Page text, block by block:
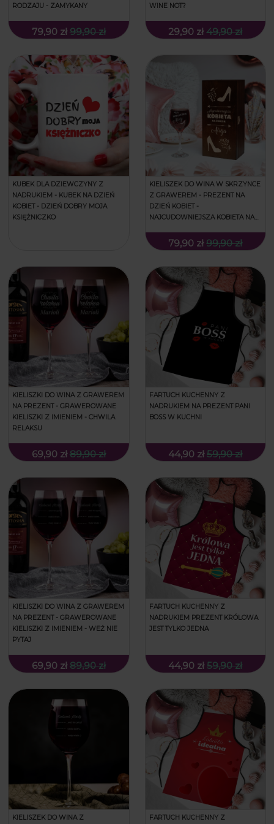
RODZAJU - ZAMYKANY
79,90 zł 99,90 zł
WINE NOT?
29,90 zł 49,90 zł
KUBEK DLA DZIEWCZYNY Z
NADRUKIEM - KUBEK NA DZIEŃ
KOBIET - DZIEŃ DOBRY MOJA
KSIĘŻNICZKO
KIELISZEK DO WINA W SKRZYNCE
Z GRAWEREM - PREZENT NA
DZIEŃ KOBIET -
NAJCUDOWNIEJSZA KOBIETA NA
79,90 zł 99,90 zł
KIELISZKI DO WINA Z GRAWEREM
NA PREZENT - GRAWEROWANE
KIELISZKI Z IMIENIEM - CHWILA
RELAKSU
69,90 zł 89,90 zł
FARTUCH KUCHENNY Z
NADRUKIEM NA PREZENT PANI
BOSS W KUCHNI
44,90 zł 59,90 zł
KIELISZKI DO WINA Z GRAWEREM
NA PREZENT - GRAWEROWANE
KIELISZKI Z IMIENIEM - WEŹ NIE
PYTAJ
69,90 zł 89,90 zł
FARTUCH KUCHENNY Z
NADRUKIEM PREZENT KRÓLOWA
JEST TYLKO JEDNA
44,90 zł 59,90 zł
KIELISZEK DO WINA Z FARTUCH KUCHENNY Z